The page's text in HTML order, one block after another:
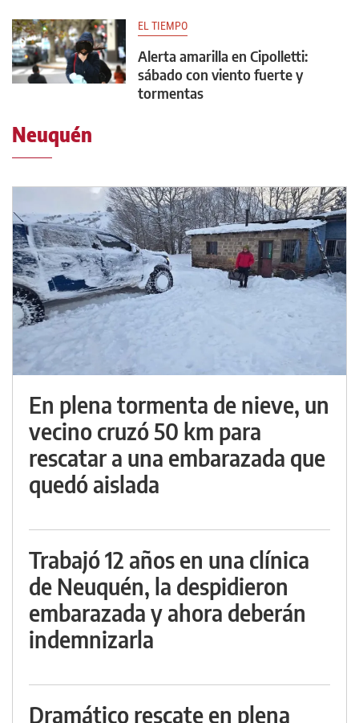
EL TIEMPO
Alerta amarilla en Cipolletti:
sábado con viento fuerte y
tormentas
Neuquén
En plena tormenta de nieve, un
vecino cruzó 50 km para
rescatar a una embarazada que
quedó aislada
Trabajó 12 años en una clínica
de Neuquén, la despidieron
embarazada y ahora deberán
indemnizarla
Dramático rescate en plena